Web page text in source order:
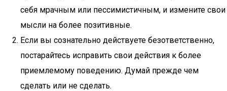
себя мрачным или пессимистичным, и измените свои
мысли на более позитивные.
Если вы сознательно действуете безответственно,
постарайтесь исправить свои действия к более
приемлемому поведению. Думай прежде чем
сделать или не сделать.